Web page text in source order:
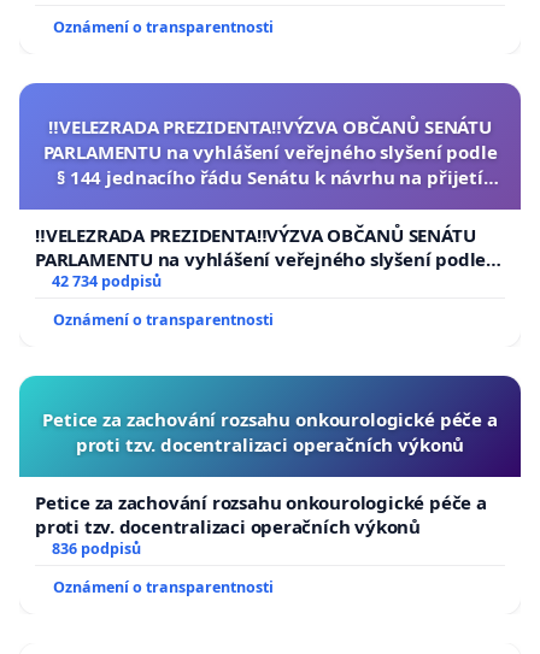
Oznámení o transparentnosti
‼️VELEZRADA PREZIDENTA‼️VÝZVA OBČANŮ SENÁTU
PARLAMENTU na vyhlášení veřejného slyšení podle
§ 144 jednacího řádu Senátu k návrhu na přijetí
republiky
‼️VELEZRADA PREZIDENTA‼️VÝZVA OBČANŮ SENÁTU
PARLAMENTU na vyhlášení veřejného slyšení podle §
144 jednacího řádu Senátu k návrhu na přijetí
republiky
42 734 podpisů
Oznámení o transparentnosti
Petice za zachování rozsahu onkourologické péče a
proti tzv. docentralizaci operačních výkonů
Petice za zachování rozsahu onkourologické péče a
proti tzv. docentralizaci operačních výkonů
836 podpisů
Oznámení o transparentnosti